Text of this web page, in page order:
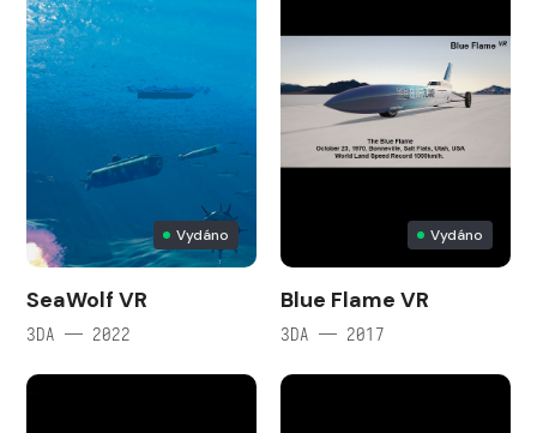
Vydáno
SeaWolf VR
3DA — 2022
Vydáno
Blue Flame VR
3DA — 2017